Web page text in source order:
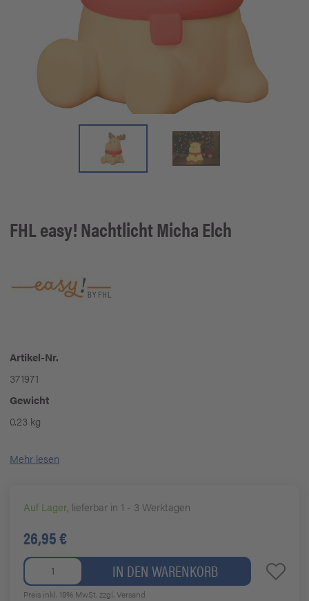
FHL easy! Nachtlicht Micha Elch
Artikel-Nr.
371971
Gewicht
0.23 kg
Mehr lesen
Auf Lager, lieferbar in 1 - 3 Werktagen
26,95 €
IN DEN WARENKORB
Preis inkl. 19% MwSt.zzgl. Versand